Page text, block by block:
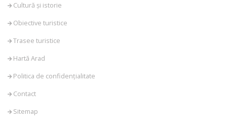
Cultură și istorie
Obiective turistice
Trasee turistice
Hartă Arad
Politica de confidențialitate
Contact
Sitemap